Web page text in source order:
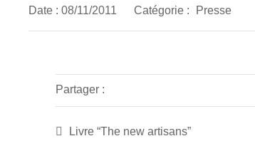
Date :08/11/2011 Catégorie : Presse
Partager :
Livre “The new artisans”